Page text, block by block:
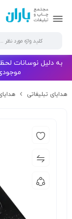
به دلیل نوسانات
هدایای تبلیغاتی